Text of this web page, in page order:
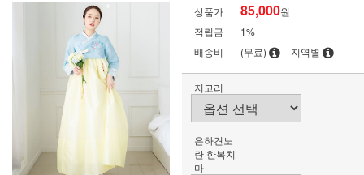
상품가 85,000원
적립금
1%
배송비
(무료) 지역별
저고리
은하견노
란 한복치
마